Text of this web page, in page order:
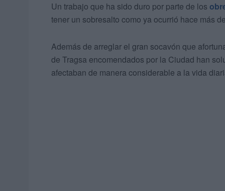
Un trabajo que ha sido duro por parte de los
tener un sobresalto como ya ocurrió hace más
Además de arreglar el gran socavón que
de Tragsa encomendados por la Ciudad han
afectaban de manera considerable a la vida